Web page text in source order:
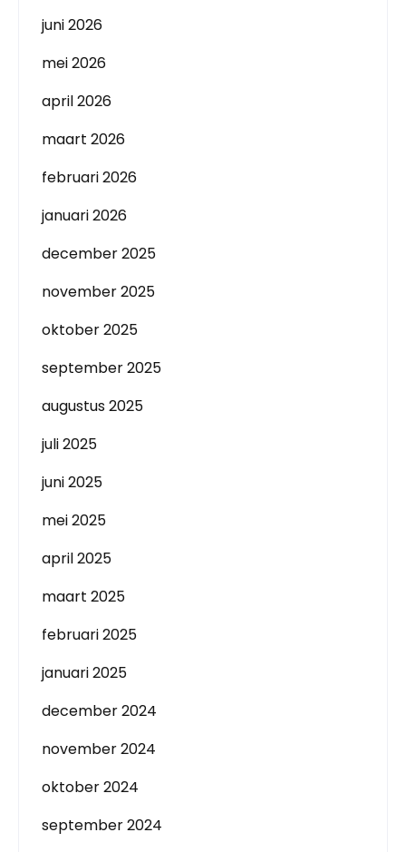
juni 2026
mei 2026
april 2026
maart 2026
februari 2026
januari 2026
december 2025
november 2025
oktober 2025
september 2025
augustus 2025
juli 2025
juni 2025
mei 2025
april 2025
maart 2025
februari 2025
januari 2025
december 2024
november 2024
oktober 2024
september 2024